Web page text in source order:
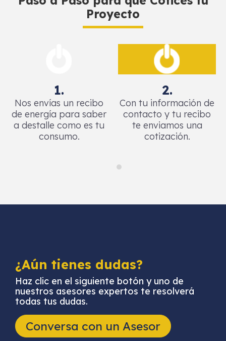
Proyecto
1.
Nos envías un recibo
de energía para saber
a destalle como es tu
consumo.
2.
Con tu información de
contacto y tu recibo
te enviamos una
cotización.
¿Aún tienes dudas?
Haz clic en el siguiente botón y uno de
nuestros asesores expertos te resolverá
todas tus dudas.
Conversa con un Asesor